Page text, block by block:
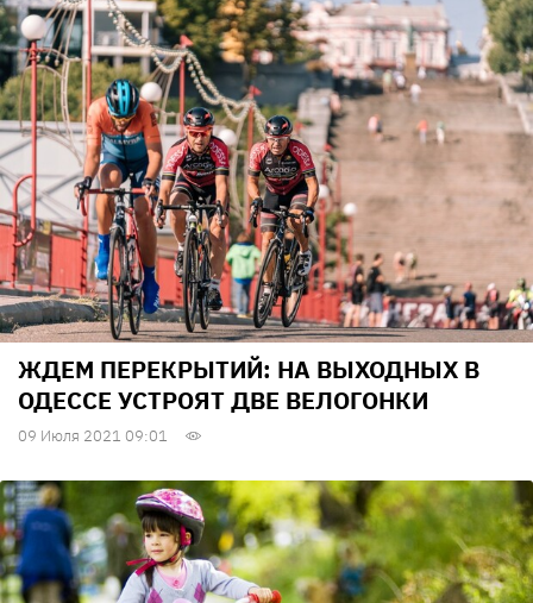
ЖДЕМ ПЕРЕКРЫТИЙ: НА ВЫХОДНЫХ В
ОДЕССЕ УСТРОЯТ ДВЕ ВЕЛОГОНКИ
09 Июля 2021 09:01